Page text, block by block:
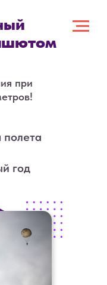
при
год
полета